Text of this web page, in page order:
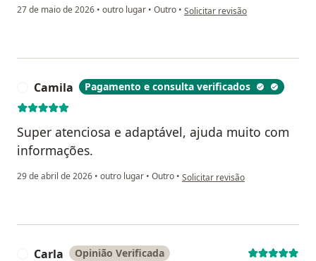
27 de maio de 2026 • outro lugar • Outro • na opinião do utilizador E.F.
Solicitar revisão
Camila Pagamento e consulta verificados
Super atenciosa e adaptável, ajuda muito com
informações.
29 de abril de 2026 • outro lugar • Outro • na opinião do utilizador Camila
Solicitar revisão
Carla Opinião Verificada